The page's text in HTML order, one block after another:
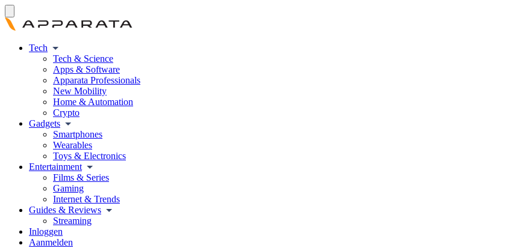
Tech
Tech & Science
Apps & Software
Apparata Professionals
New Mobility
Home & Automation
Crypto
Gadgets
Smartphones
Wearables
Toys & Electronics
Entertainment
Films & Series
Gaming
Internet & Trends
Guides & Reviews
Streaming
Inloggen
Aanmelden